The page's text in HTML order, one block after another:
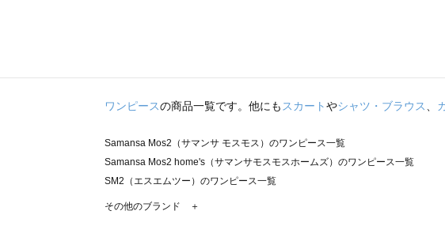
ワンピースの商品一覧です。他にもスカートやシャツ・ブラウス、
Samansa Mos2（サマンサ モスモス）のワンピース一覧
Samansa Mos2 home's（サマンサモスモスホームズ）のワンピース一覧
SM2（エスエムツー）のワンピース一覧
TSUHARU by Samansa Mos2（ツハルバイサマンサモスモス）のワンピース一
その他のブランド ＋